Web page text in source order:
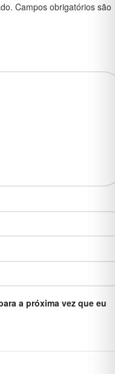
Campos obrigatórios são
a próxima vez que eu